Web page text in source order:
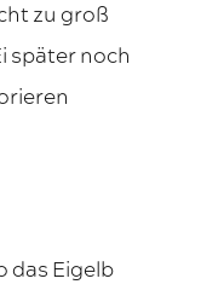
zu groß
später noch
das Eigelb